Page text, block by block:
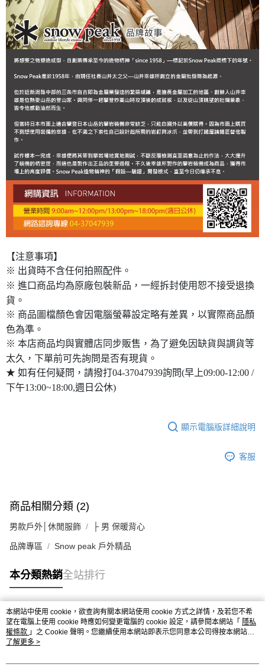
【注意事項】
※ 出貨時不含任何拍照配件。
※ 進口商品均為原廠包裝新品，一經拆封使用恕不接受退換
貨。
※ 商品圖檔顏色會因電腦螢幕設定略有差異，以實際商品顏
色為準。
※ 本店商品均與實體店同步販售，為了避免因缺貨與調貨等
太久，下單前可先詢問是否有現貨。
★ 如有任何疑問，請撥打04-37047939詢問(早上09:00-12:00 /
下午13:00~18:00,週日公休)
顯示電腦版詳細說明
客服
商品相關分類 (2)
男款戶外│休閒服飾 ├ 男 保暖背心
品牌專區 Snow peak 戶外精品
本分類熱銷全站排行
熱門標籤
本網站中使用 cookie，欲查詢有關本網站使用 cookie 方式之詳情，及若您不希
望在電腦上使用 cookie 時應如何變更電腦的 cookie 設定，請參閱本網站「 隱私
權條款 」之 Cookie 聲明。您繼續使用本網站即表示您同意本公司得按本網站使
用條款之 Cookie 聲明使用 cookie。
了解更多 >